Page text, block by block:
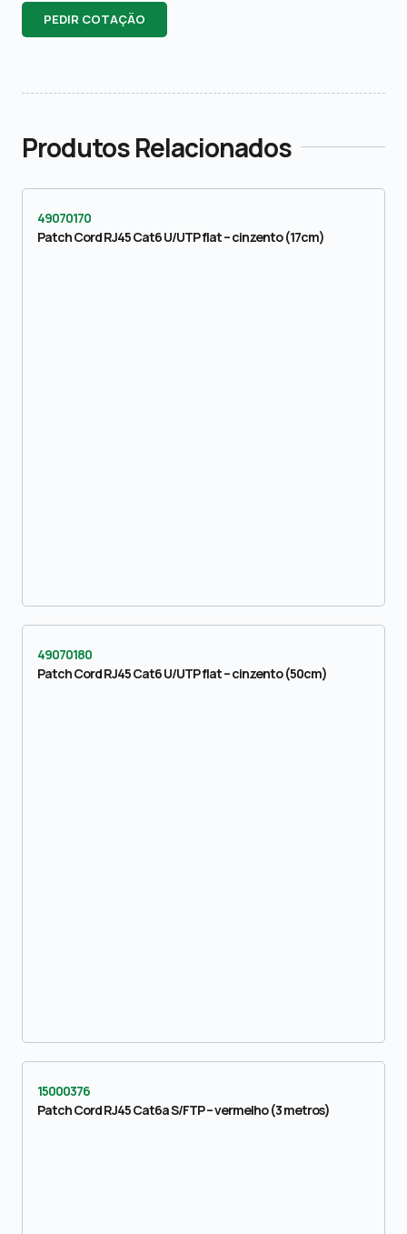
PEDIR COTAÇÃO
Produtos Relacionados
49070170
Patch Cord RJ45 Cat6 U/UTP flat – cinzento (17cm)
49070180
Patch Cord RJ45 Cat6 U/UTP flat – cinzento (50cm)
15000376
Patch Cord RJ45 Cat6a S/FTP – vermelho (3 metros)